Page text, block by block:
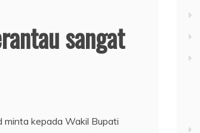
sangat
minta kepada Wakil Bupati